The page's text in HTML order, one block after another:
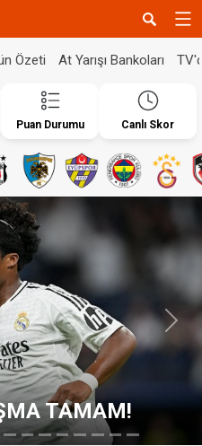
Özeti At Yarışı Bankoları
Puan Durumu Canlı Skor
İleri